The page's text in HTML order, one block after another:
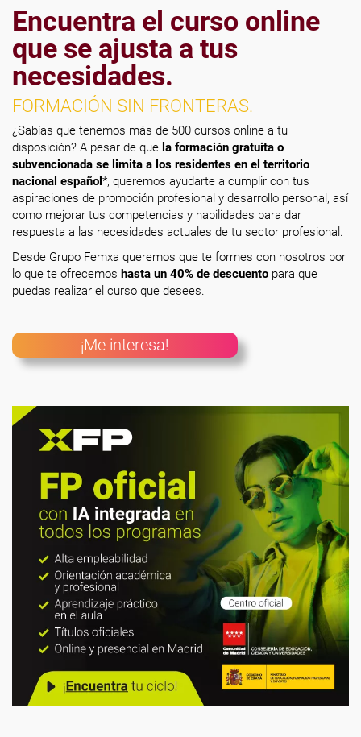
Encuentra el curso online
que se ajusta a tus
necesidades.
FORMACIÓN SIN FRONTERAS.
¿Sabías que tenemos más de 500 cursos online a tu
disposición? A pesar de que la formación gratuita o
subvencionada se limita a los residentes en el territorio
nacional español *, queremos ayudarte a cumplir con tus
aspiraciones de promoción profesional y desarrollo personal, así
como mejorar tus competencias y habilidades para dar
respuesta a las necesidades actuales de tu sector profesional.
Desde Grupo Femxa queremos que te formes con nosotros por
lo que te ofrecemos hasta un 40% de descuento para que
puedas realizar el curso que desees.
¡Me interesa!